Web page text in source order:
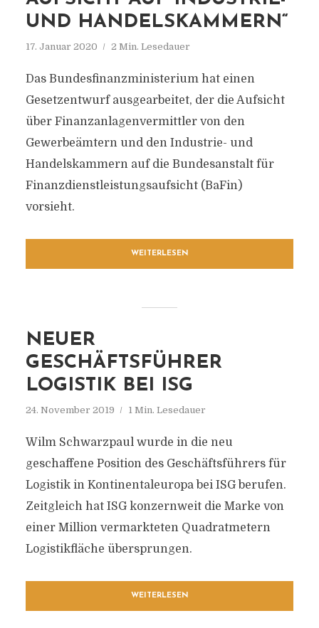
UND HANDELSKAMMERN“
17. Januar 2020 2 Min. Lesedauer
Das Bundesfinanzministerium hat einen
Gesetzentwurf ausgearbeitet, der die Aufsicht
über Finanzanlagenvermittler von den
Gewerbeämtern und den Industrie- und
Handelskammern auf die Bundesanstalt für
Finanzdienstleistungsaufsicht (BaFin)
vorsieht.
WEITERLESEN
NEUER
GESCHÄFTSFÜHRER
LOGISTIK BEI ISG
24. November 2019 1 Min. Lesedauer
Wilm Schwarzpaul wurde in die neu
geschaffene Position des Geschäftsführers für
Logistik in Kontinentaleuropa bei ISG berufen.
Zeitgleich hat ISG konzernweit die Marke von
einer Million vermarkteten Quadratmetern
Logistikfläche übersprungen.
WEITERLESEN